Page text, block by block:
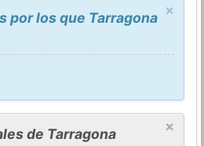
×
por los que Tarragona
×
de Tarragona